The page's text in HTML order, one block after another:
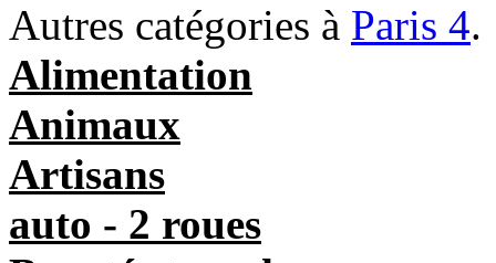
Autres catégories à Paris 4.
Alimentation
Animaux
Artisans
auto - 2 roues